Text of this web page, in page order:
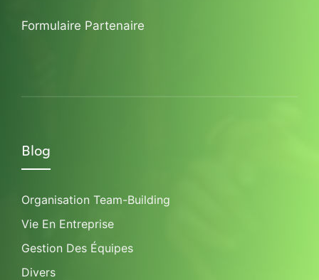
Formulaire Partenaire
Blog
Organisation Team-Building
Vie En Entreprise
Gestion Des Équipes
Divers